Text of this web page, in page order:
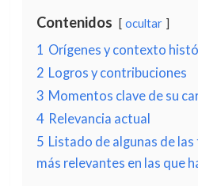
Contenidos ocultar
1 Orígenes y contexto
2 Logros y contribuciones
3 Momentos clave de su
4 Relevancia actual
5 Listado de algunas de
más relevantes en las que